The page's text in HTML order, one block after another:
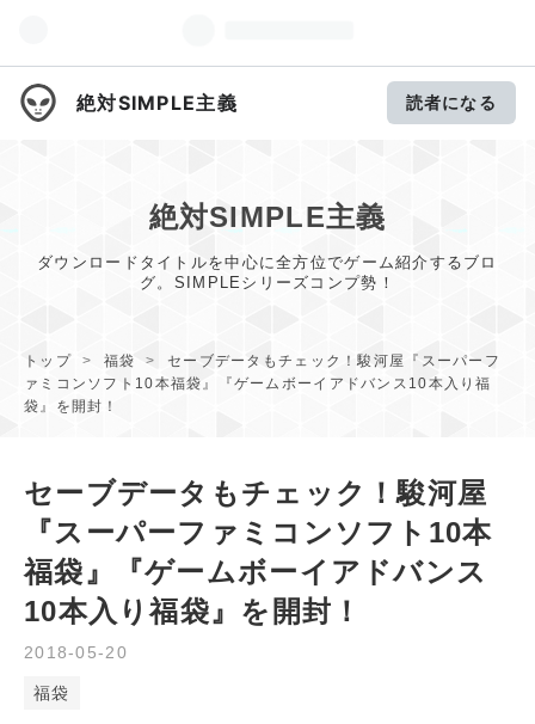
絶対SIMPLE主義 読者になる
絶対SIMPLE主義
ダウンロードタイトルを中心に全方位でゲーム紹介するブロ
グ。SIMPLEシリーズコンプ勢！
トップ > 福袋 >
セーブデータもチェック！駿河屋『スーパーフ
ァミコンソフト10本福袋』『ゲームボーイアドバンス10本入り福
袋』を開封！
2018-05-20
セーブデータもチェック！駿河屋
『スーパーファミコンソフト10本
福袋』『ゲームボーイアドバンス
10本入り福袋』を開封！
福袋